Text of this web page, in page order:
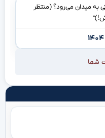
به میدان می‌رود؟ (منتظر
شما